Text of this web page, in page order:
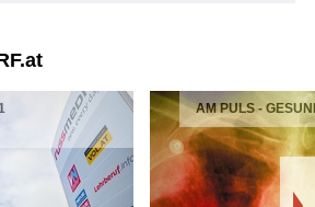
Bela Bartok/1881-1945
für Streichorchester Sz 56
Orchestra of Wales
AM PULS -